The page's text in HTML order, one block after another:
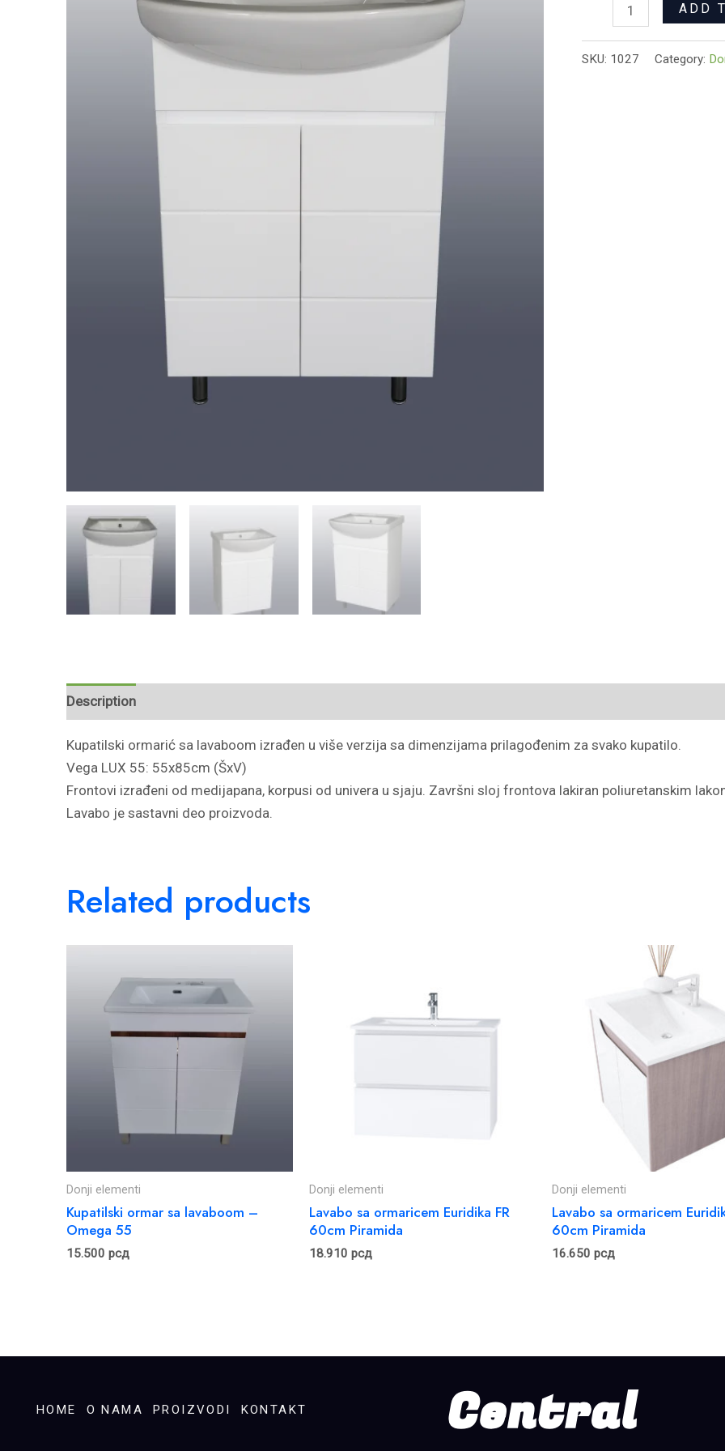
ADD
SKU: 1027 Category:
Description
Kupatilski ormarić sa lavaboom izrađen u više verzija sa dimenzijama prilagođenim za svako kupatilo.
Vega LUX 55: 55x85cm (ŠxV)
Frontovi izrađeni od medijapana, korpusi od univera u sjaju. Završni sloj frontova lakiran poliuretanskim
Lavabo je sastavni deo proizvoda.
Related products
Donji elementi
Kupatilski ormar sa lavaboom –
Omega 55
15.500 рсд
Donji elementi
Lavabo sa ormaricem Euridika FR
60cm Piramida
18.910 рсд
Donji elementi
Lavabo sa ormaricem
60cm Piramida
16.650 рсд
HOME O NAMA PROIZVODI KONTAKT